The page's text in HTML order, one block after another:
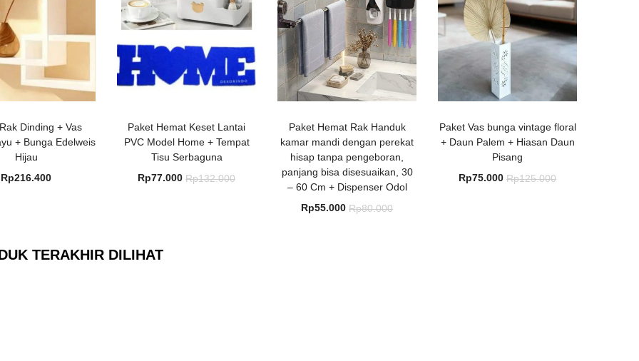
Dinding + Vas
+ Bunga Edelweis
Hijau
Rp216.400
Paket Hemat Keset Lantai
PVC Model Home + Tempat
Tisu Serbaguna
Rp77.000Harga
Rp132.000Harga
Paket Hemat Rak Handuk
kamar mandi dengan perekat
hisap tanpa pengeboran,
panjang bisa disesuaikan, 30
– 60 Cm + Dispenser Odol
Rp55.000Harga
Rp80.000Harga
Paket Vas bunga vintage floral
+ Daun Palem + Hiasan Daun
Pisang
Rp75.000Harga
Rp125.000Harga
TERAKHIR DILIHAT